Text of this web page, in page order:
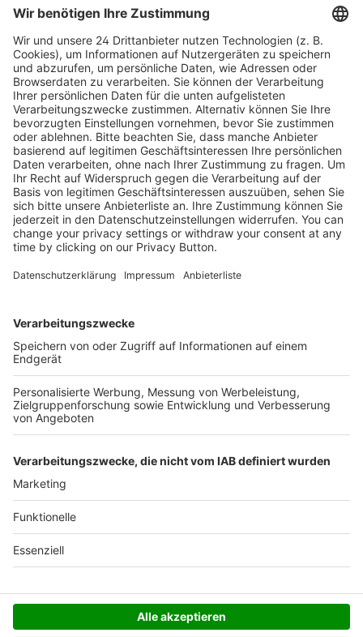
Bestell-Nr. BS30366
ISBN 978-3-99062-685-6
Kostenlose Rücksendung bis zu 14 Tage nach
Bestelleingang (innerhalb Deutschlands).
Versandkosten.
Der Bestellprozess ist mit Hilfe eines SSL-
SERVICE HOTLINE
SHOP SERVICE